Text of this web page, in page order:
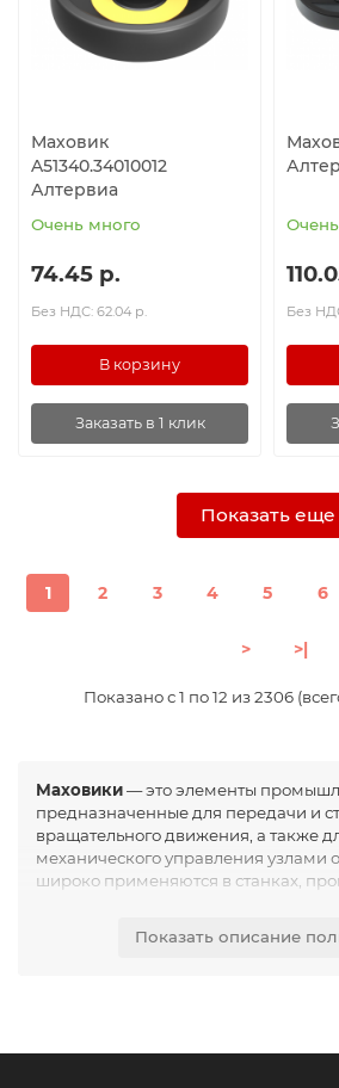
Маховик
A51340.34010012
Алтервиа
Очень много
74.45 р.
Без НДС: 62.04 р.
В корзину
Заказать в 1 клик
Без
Показать еще
1 2 3 4 5 6
> >|
Показано с 1 по 12 из 2306
Маховики— это элементы
предназначенные для передачи и
вращательного движения, а также
механического управления узлами
широко применяются в станках,
маховики могут использоваться
Показать описание